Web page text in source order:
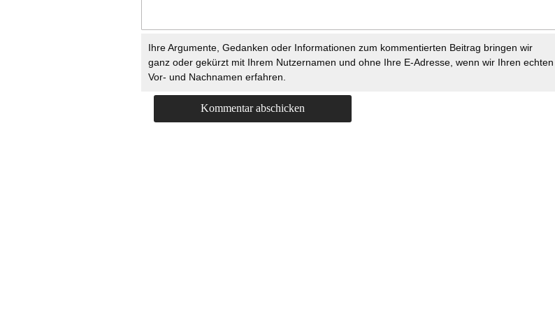
Ihre Argumente, Gedanken oder Informationen zum kommentierten Beitrag bringen wir
ganz oder gekürzt mit Ihrem Nutzernamen und ohne Ihre E-Adresse, wenn wir Ihren echten
Vor- und Nachnamen erfahren.